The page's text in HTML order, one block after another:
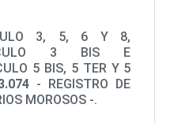
3, 5, 6 Y 8,
3 BIS E
5 BIS, 5 TER Y 5
- REGISTRO DE
MOROSOS -.